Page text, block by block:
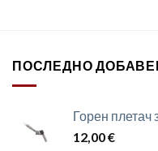
ПОСЛЕДНО
Горен
12,00€